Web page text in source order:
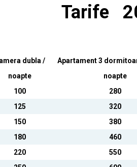
Tarife
dubla /
noapte
Apartament 3
noapte
100 280
125 320
150 380
180 460
220 550